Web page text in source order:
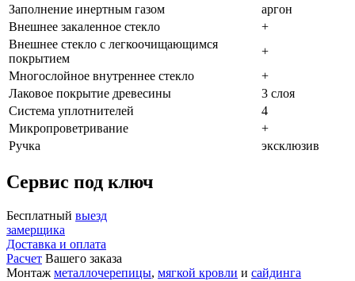
Заполнение инертным газом
аргон
Внешнее закаленное стекло
+
Внешнее стекло с легкоочищающимся
покрытием
+
Многослойное внутреннее стекло
+
Лаковое покрытие древесины
3 слоя
Система уплотнителей
4
Микропроветривание
+
Ручка
эксклюзив
Сервис под ключ
Бесплатный выезд
замерщика
Доставка и оплата
Расчет Вашего заказа
Монтаж металлочерепицы, мягкой кровли и сайдинга